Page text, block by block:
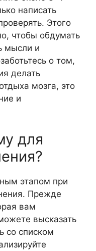
написать
Этого
чтобы обдумать
мысли и
о том,
делать
мозга, это
и
для
этапом при
Прежде
вам
высказать
со списком